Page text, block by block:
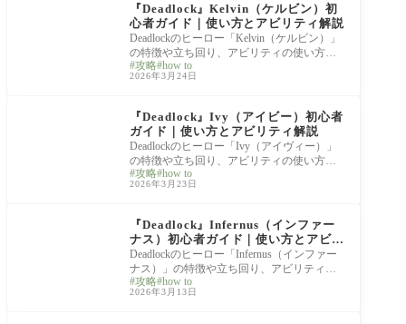
『Deadlock』Kelvin（ケルビン）初
心者ガイド｜使い方とアビリティ解説
Deadlockのヒーロー「Kelvin（ケルビン）」
の特徴や立ち回り、アビリティの使い方を
解説します。 Kelvinは、初心者から上級者
まで幅広い
攻略 how to
2026年3月24日
『Deadlock』Ivy（アイビー）初心者
ガイド｜使い方とアビリティ解説
Deadlockのヒーロー「Ivy（アイヴィー）」
の特徴や立ち回り、アビリティの使い方を
解説します。 IvyはDeadlockの中でも特に多
彩なプレイ
攻略 how to
2026年3月23日
『Deadlock』Infernus（インファー
ナス）初心者ガイド｜使い方とアビリ
ティ解説
Deadlockのヒーロー「Infernus（インファー
ナス）」の特徴や立ち回り、アビリティの
使い方を解説します。 Infernusは炎による継
続ダメー
攻略 how to
2026年3月13日